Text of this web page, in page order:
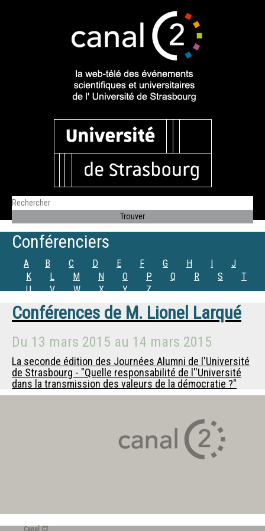
Conférenciers
A B C D E F G H I
J
K
L M N O P Q R S
T
U
V W X Y Z
Conférences de M. Lionel Larqué
Du 13 mars 2015 au 14 mars 2015
La seconde édition des Journées Alumni de l'Université
de Strasbourg - "Quelle responsabilité de l''Université
dans la transmission des valeurs de la démocratie ?"
Canal C2